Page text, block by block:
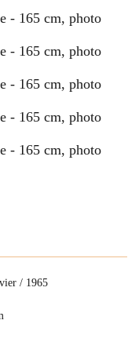
/ 1965